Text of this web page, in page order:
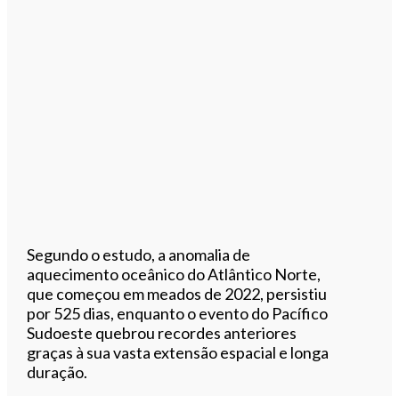
Segundo o estudo, a anomalia de
aquecimento oceânico do Atlântico Norte,
que começou em meados de 2022, persistiu
por 525 dias, enquanto o evento do Pacífico
Sudoeste quebrou recordes anteriores
graças à sua vasta extensão espacial e longa
duração.